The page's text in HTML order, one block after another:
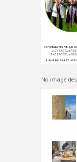
No image